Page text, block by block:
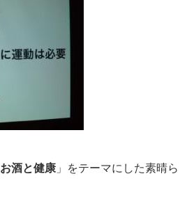
お酒と健康 」をテーマにした素晴ら